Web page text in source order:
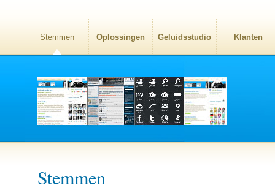
Stemmen Oplossingen Geluidsstudio Klanten
Stemmen